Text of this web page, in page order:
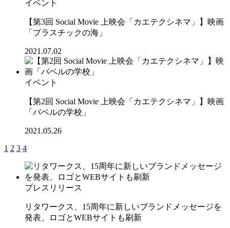
イベント
【第3回 Social Movie 上映会「カエテクシネマ」】映画
「プラスチックの海」
2021.07.02
イベント
【第2回 Social Movie 上映会「カエテクシネマ」】映画
「バベルの学校」
2021.05.26
1 2 3 4
プレスリリース
リタワークス、15周年に新しいブランドメッセージを
発表、ロゴとWEBサイトも刷新